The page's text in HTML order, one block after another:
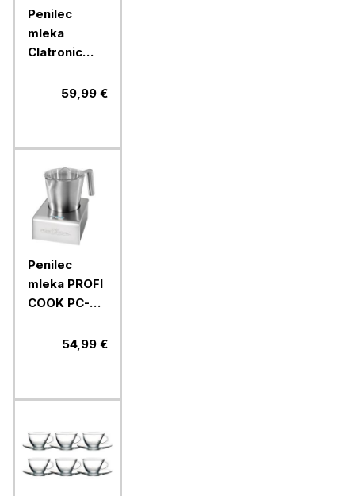
Penilec
mleka
Clatronic
59,99 €
Penilec
mleka PROFI
COOK PC-
54,99 €